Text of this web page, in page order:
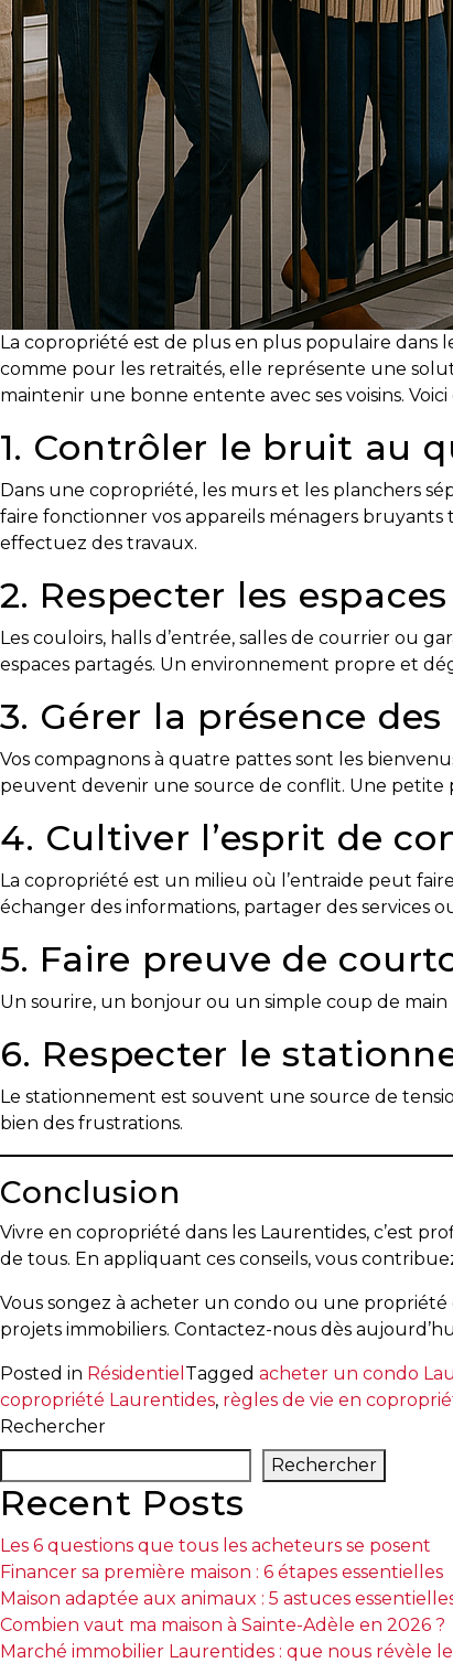
courtier
immobilier,
vous
êtes
bien
protégé!
outils
pour
le
financement
Devenir
propriétaire
:
EXCELLENTE
DÉCISION
!
Frais
démarrage
:
y
vous
Locataire
Pourquoi
faire
affaire
avec
courtier
le
d’analyser
vos
besoins
Évaluation
en
ligne
Avec
un
immobilier,
vous
êtes
protégé!
Le
courtier
immobilier
votre
La copropriété est de plus en plus populaire dans
comme pour les retraités, elle représente une
maintenir une bonne entente avec ses voisins.
1. Contrôler le bruit au
Dans une copropriété, les murs et les planchers
faire fonctionner vos appareils ménagers bruyants
effectuez des travaux.
2. Respecter les
Les couloirs, halls d’entrée, salles de courrier ou
espaces partagés. Un environnement propre et
3. Gérer la présence
Vos compagnons à quatre pattes sont les
peuvent devenir une source de conflit. Une petite
4. Cultiver l’esprit de
La copropriété est un milieu où l’entraide peut
échanger des informations, partager des services
5. Faire preuve de
Un sourire, un bonjour ou un simple coup de
6. Respecter le
Le stationnement est souvent une source de
bien des frustrations.
Conclusion
Vivre en copropriété dans les Laurentides, c’est
de tous. En appliquant ces conseils, vous
Vous songez à acheter un condo ou une propriété
projets immobiliers. Contactez-nous dès
Posted in Résidentiel Tagged acheter un condo
copropriété Laurentides, règles de vie en
Rechercher
Rechercher
Recent Posts
Les 6 questions que tous les acheteurs se posent
Financer sa première maison : 6 étapes essentielles
Maison adaptée aux animaux : 5 astuces
Combien vaut ma maison à Sainte-Adèle en 2026 ?
Marché immobilier Laurentides : que nous révèle